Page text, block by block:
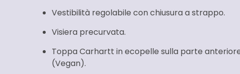
Vestibilità regolabile con chiusura a strappo.
Visiera precurvata.
Toppa Carhartt in ecopelle sulla parte
(Vegan).